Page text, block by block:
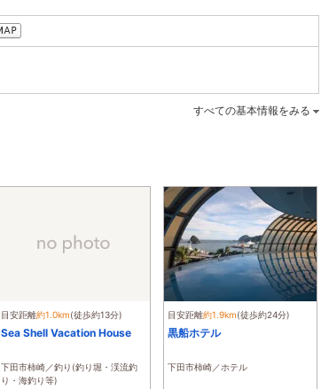
すべての基本情報をみる
目安距離約1.0km(徒歩約13分)
Sea Shell Vacation House
下田市柿崎／釣り(釣り堀・渓流釣
り・海釣り等)
目安距離約1.9km(徒歩約24分)
黒船ホテル
下田市柿崎／ホテル